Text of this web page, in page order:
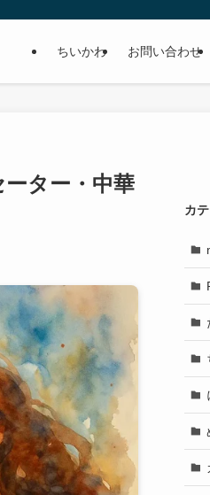
ちいかわ お問い合わせ
ター・中華
カ